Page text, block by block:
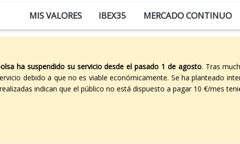
MIS VALORES IBEX35 MERCADO CONTINUO
ha suspendido su servicio desde el pasado 1 de agosto. Tras
debido a que no es viable económicamente. Se ha planteado
indican que el público no está dispuesto a pagar 10 €/mes